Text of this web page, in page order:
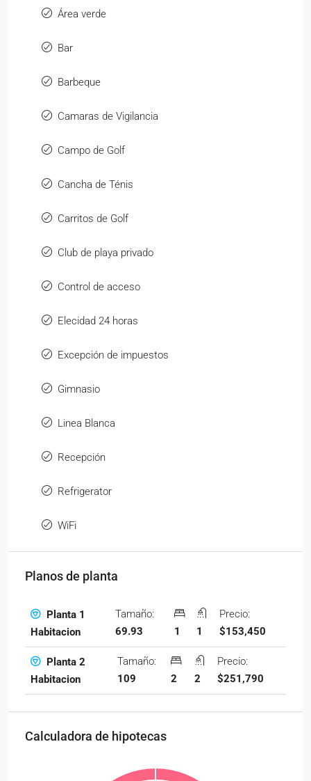
Área verde
Bar
Barbeque
Camaras de Vigilancia
Campo de Golf
Cancha de Ténis
Carritos de Golf
Club de playa privado
Control de acceso
Elecidad 24 horas
Excepción de impuestos
Gimnasio
Linea Blanca
Recepción
Refrigerator
WiFi
Planos de planta
Planta 1
Habitacion
Tamaño:
69.93
1 1
Precio:
$153,450
Planta 2
Habitacion
Tamaño:
109
2 2
Precio:
$251,790
Calculadora de hipotecas